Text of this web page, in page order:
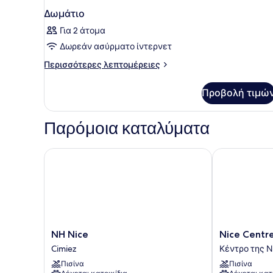
Δωμάτιο
Για 2 άτομα
Δωρεάν ασύρματο ίντερνετ
Περισσότερες λεπτομέρειες
Περισσότερες
Προβολή
Παρόμοια καταλύματα
NH
Nice
Cimiez
NH Nice
Cimiez
Πισίνα
NH Nice
Nice
Centre
Hotel
Κέντρο
Nice
Κέντρο της
Πισίνα
Nice Centre